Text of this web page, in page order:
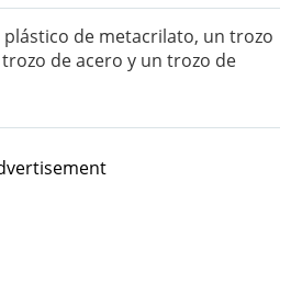
plástico de metacrilato, un trozo
de acero y un trozo de